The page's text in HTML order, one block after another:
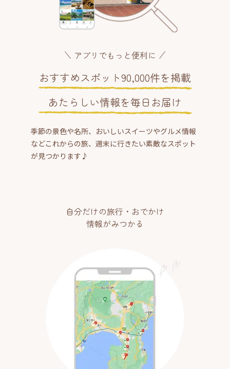
アプリでもっと便利に
おすすめスポット90,000件を掲載
あたらしい情報を毎日お届け
季節の景色や名所、おいしいスイーツやグルメ情報
などこれからの旅、週末に行きたい素敵なスポット
が見つかります♪
自分だけの旅行・おでかけ
情報がみつかる